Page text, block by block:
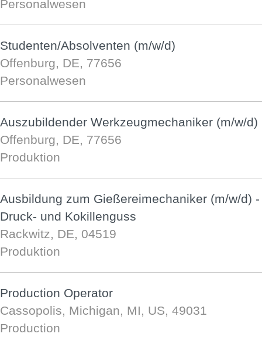
Personalwesen
Studenten/Absolventen (m/w/d)
Offenburg, DE, 77656
Personalwesen
Auszubildender Werkzeugmechaniker (m/w/d)
Offenburg, DE, 77656
Produktion
Ausbildung zum Gießereimechaniker (m/w/d) -
Druck- und Kokillenguss
Rackwitz, DE, 04519
Produktion
Production Operator
Cassopolis, Michigan, MI, US, 49031
Production